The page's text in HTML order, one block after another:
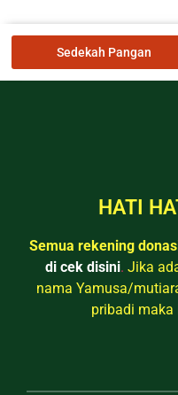
Sedekah Pangan
HATI
Semua rekening
di cek disini. Jika
nama Yamusa/
pribadi maka